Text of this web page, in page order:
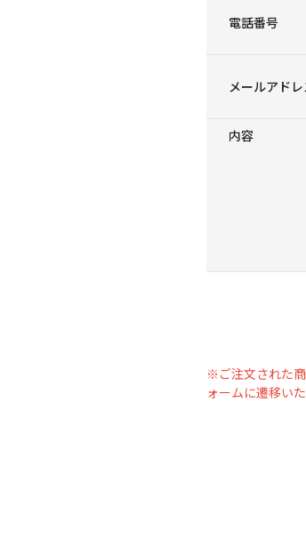
電話番号
メールアドレ
内容
※ご注文された
ォームに遷移いた